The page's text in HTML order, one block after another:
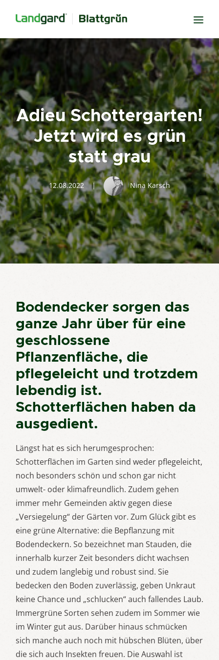
Neugier
Inspiration
Verbundenheit
Transparenz
Freude
Erfolg
Miteinander
Wissen
Suche
Adieu Schottergarten!
Jetzt wird es grün
statt grau
12.08.2022 | Nina Karsch
Bodendecker sorgen das
ganze Jahr über für eine
geschlossene
Pflanzenfläche, die
pflegeleicht und trotzdem
lebendig ist.
Schotterflächen haben da
ausgedient.
Längst hat es sich herumgesprochen:
Schotterflächen im Garten sind weder pflegeleicht,
noch besonders schön und schon gar nicht
umwelt- oder klimafreundlich. Zudem gehen
immer mehr Gemeinden aktiv gegen diese
„Versiegelung“ der Gärten vor. Zum Glück gibt es
eine grüne Alternative: die Bepflanzung mit
Bodendeckern. So bezeichnet man Stauden, die
innerhalb kurzer Zeit besonders dicht wachsen
und zudem langlebig und robust sind. Sie
bedecken den Boden zuverlässig, geben Unkraut
keine Chance und „schlucken“ auch fallendes Laub.
Immergrüne Sorten sehen zudem im Sommer wie
im Winter gut aus. Darüber hinaus schmücken
sich manche auch noch mit hübschen Blüten, über
die sich auch Insekten freuen. Die Auswahl ist